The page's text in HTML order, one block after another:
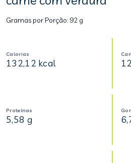
Gramas por Porção: 92 g
Calorias
132,12 kcal
Proteínas
5,58 g